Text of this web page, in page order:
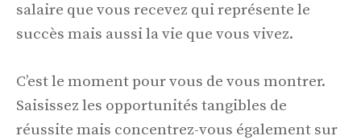
salaire que vous recevez qui représente le
succès mais aussi la vie que vous vivez.
C’est le moment pour vous de vous montrer.
Saisissez les opportunités tangibles de
réussite mais concentrez-vous également sur